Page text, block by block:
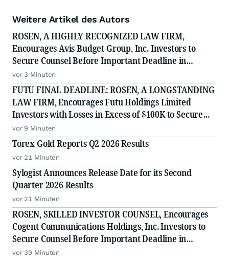
Weitere Artikel des Autors
ROSEN, A HIGHLY RECOGNIZED LAW FIRM,
Encourages Avis Budget Group, Inc. Investors to
Secure Counsel Before Important Deadline in
Securities Class Action Against Pentwater Capital
Management LP - CAR
vor 3 Minuten
FUTU FINAL DEADLINE: ROSEN, A LONGSTANDING
LAW FIRM, Encourages Futu Holdings Limited
Investors with Losses in Excess of $100K to Secure
Counsel Before Important Deadline in Securities
Class Action - FUTU
vor 9 Minuten
Torex Gold Reports Q2 2026 Results
vor 21 Minuten
Sylogist Announces Release Date for its Second
Quarter 2026 Results
vor 21 Minuten
ROSEN, SKILLED INVESTOR COUNSEL, Encourages
Cogent Communications Holdings, Inc. Investors to
Secure Counsel Before Important Deadline in
Securities Class Action - CCOI
vor 39 Minuten